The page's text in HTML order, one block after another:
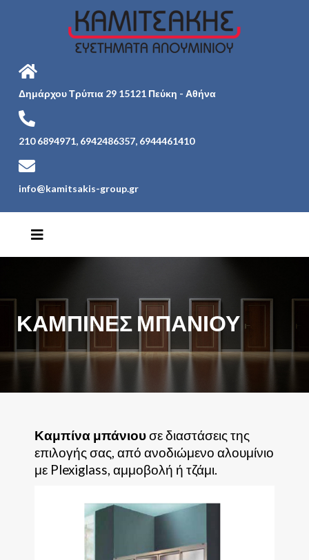
Δημάρχου Τρύπια 29 15121 Πεύκη - Αθήνα
210 6894971, 6942486357, 6944461410
info@kamitsakis-group.gr
ΚΑΜΠΊΝΕΣ ΜΠΆΝΙΟΥ
Καμπίνα μπάνιουσε διαστάσεις της
επιλογής σας, από ανοδιώμενο αλουμίνιο
με Plexiglass, αμμοβολή ή τζάμι.